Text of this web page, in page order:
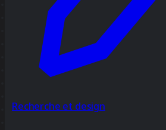
Recherche et design